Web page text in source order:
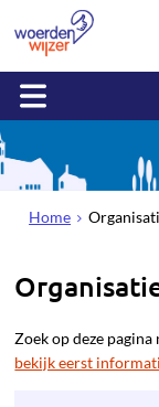
Home
Zoek op deze
bekijk eerst